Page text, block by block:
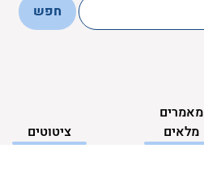
חפש
מאמרים
מלאים
ציטוטים